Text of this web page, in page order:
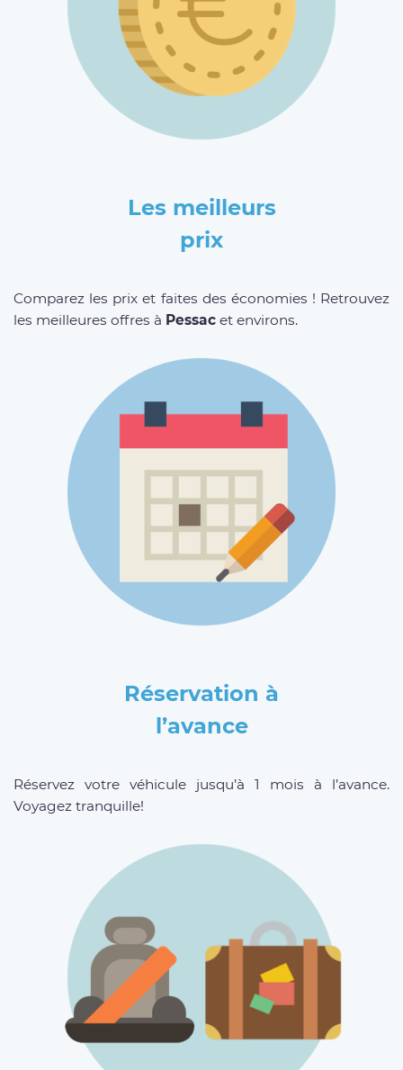
Les meilleurs
prix
Comparez les prix et faites des économies ! Retrouvez
les meilleures offres à Pessac et environs.
Réservation à
l’avance
Réservez votre véhicule jusqu’à 1 mois à l’avance.
Voyagez tranquille!